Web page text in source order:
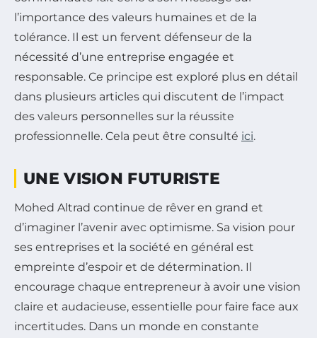
l’importance des valeurs humaines et de la
tolérance. Il est un fervent défenseur de la
nécessité d’une entreprise engagée et
responsable. Ce principe est exploré plus en détail
dans plusieurs articles qui discutent de l’impact
des valeurs personnelles sur la réussite
professionnelle. Cela peut être consulté ici.
UNE VISION FUTURISTE
Mohed Altrad continue de rêver en grand et
d’imaginer l’avenir avec optimisme. Sa vision pour
ses entreprises et la société en général est
empreinte d’espoir et de détermination. Il
encourage chaque entrepreneur à avoir une vision
claire et audacieuse, essentielle pour faire face aux
incertitudes. Dans un monde en constante